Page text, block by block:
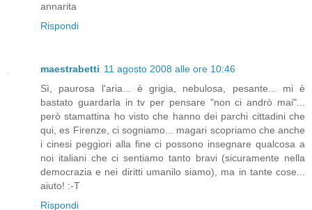
annarita
Rispondi
maestrabetti 11 agosto 2008 alle ore 10:46
Sì, paurosa l'aria... è grigia, nebulosa, pesante... mi è
bastato guardarla in tv per pensare "non ci andrò mai"...
però stamattina ho visto che hanno dei parchi cittadini che
qui, es Firenze, ci sogniamo... magari scopriamo che anche
i cinesi peggiori alla fine ci possono insegnare qualcosa a
noi italiani che ci sentiamo tanto bravi (sicuramente nella
democrazia e nei diritti umanilo siamo), ma in tante cose...
aiuto! :-T
Rispondi